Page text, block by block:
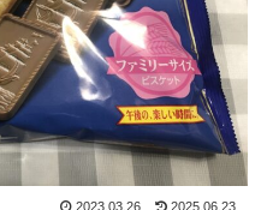
2023.03.26 2025.06.23